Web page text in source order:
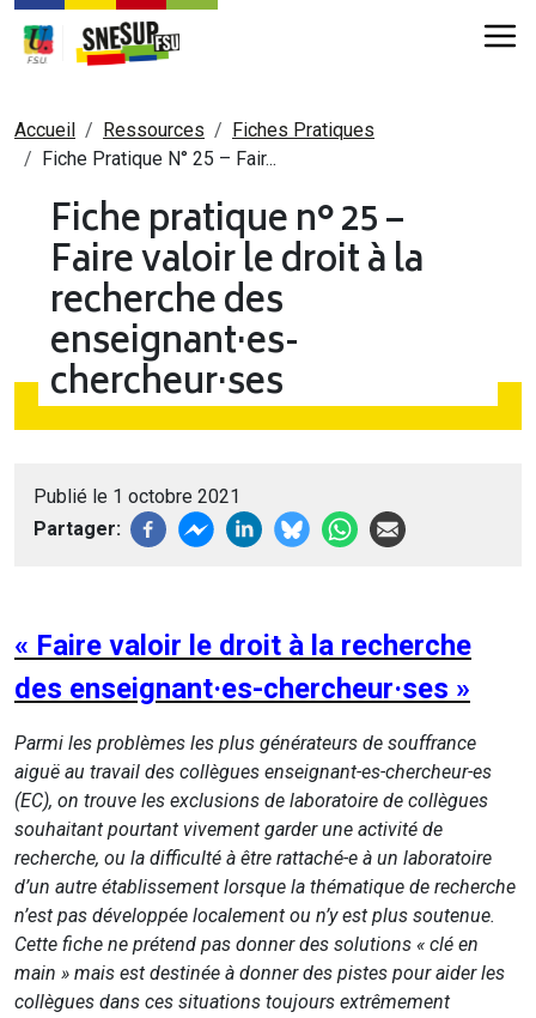
Aller au contenu principal
Fil d'Ariane
Accueil Ressources
Fiches Pratiques
Fiche Pratique N° 25 – Fair...
Fiche pratique n° 25 –
Faire valoir le droit à la
recherche des
enseignant·es-
chercheur·ses
Publié le 1 octobre 2021
Partager
« Faire valoir le droit à la recherche
des enseignant·es-chercheur·ses »
Parmi les problèmes les plus générateurs de souffrance
aiguë au travail des collègues enseignant-es-chercheur-es
(EC), on trouve les exclusions de laboratoire de collègues
souhaitant pourtant vivement garder une activité de
recherche, ou la difficulté à être rattaché-e à un laboratoire
d’un autre établissement lorsque la thématique de recherche
n’est pas développée localement ou n’y est plus soutenue.
Cette fiche ne prétend pas donner des solutions « clé en
main » mais est destinée à donner des pistes pour aider les
collègues dans ces situations toujours extrêmement